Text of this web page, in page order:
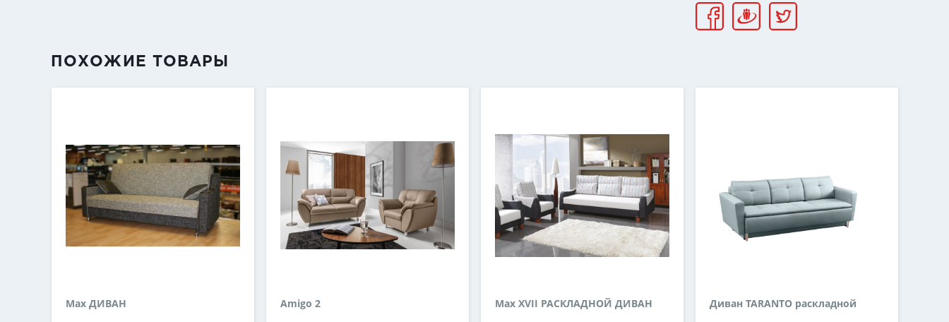
ПОХОЖИЕ ТОВАРЫ
Max ДИВАН Amigo 2 Max XVII РАСКЛАДНОЙ ДИВАН Диван TARANTO раскладной